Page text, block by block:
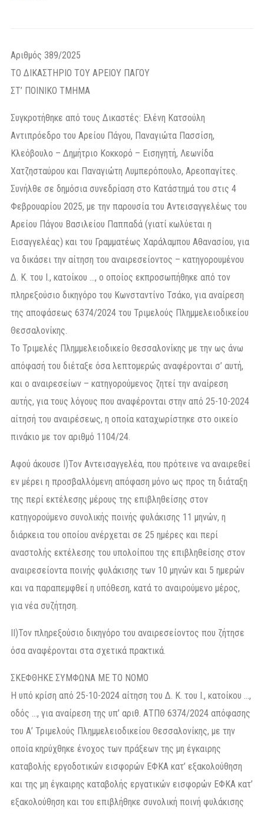
Αριθμός 389/2025
ΤΟ ΔΙΚΑΣΤΗΡΙΟ ΤΟΥ ΑΡΕΙΟΥ ΠΑΓΟΥ
ΣΤ’ ΠΟΙΝΙΚΟ ΤΜΗΜΑ
Συγκροτήθηκε από τους Δικαστές: Ελένη Κατσούλη
Αντιπρόεδρο του Αρείου Πάγου, Παναγιώτα Πασσίση,
Κλεόβουλο – Δημήτριο Κοκκορό – Εισηγητή, Λεωνίδα
Χατζησταύρου και Παναγιώτη Λυμπερόπουλο, Αρεοπαγίτες.
Συνήλθε σε δημόσια συνεδρίαση στο Κατάστημά του στις 4
Φεβρουαρίου 2025, με την παρουσία του Αντεισαγγελέως του
Αρείου Πάγου Βασιλείου Παππαδά (γιατί κωλύεται η
Εισαγγελέας) και του Γραμματέως Χαράλαμπου Αθανασίου, για
να δικάσει την αίτηση του αναιρεσείοντος – κατηγορουμένου
Δ. Κ. του Ι., κατοίκου …, ο οποίος εκπροσωπήθηκε από τον
πληρεξούσιο δικηγόρο του Κωνσταντίνο Τσάκο, για αναίρεση
της αποφάσεως 6374/2024 του Τριμελούς Πλημμελειοδικείου
Θεσσαλονίκης.
Το Τριμελές Πλημμελειοδικείο Θεσσαλονίκης με την ως άνω
απόφασή του διέταξε όσα λεπτομερώς αναφέρονται σ’ αυτή,
και o αναιρεσείων – κατηγορούμενος ζητεί την αναίρεση
αυτής, για τους λόγους που αναφέρονται στην από 25-10-2024
αίτησή του αναιρέσεως, η οποία καταχωρίστηκε στο οικείο
πινάκιο με τον αριθμό 1104/24.
Αφού άκουσε Ι)Τον Αντεισαγγελέα, που πρότεινε να αναιρεθεί
εν μέρει η προσβαλλόμενη απόφαση μόνο ως προς τη διάταξη
της περί εκτέλεσης μέρους της επιβληθείσης στον
κατηγορούμενο συνολικής ποινής φυλάκισης 11 μηνών, η
διάρκεια του οποίου ανέρχεται σε 25 ημέρες και περί
αναστολής εκτέλεσης του υπολοίπου της επιβληθείσης στον
αναιρεσείοντα ποινής φυλάκισης των 10 μηνών και 5 ημερών
και να παραπεμφθεί η υπόθεση, κατά το αναιρούμενο μέρος,
για νέα συζήτηση.
ΙΙ)Τον πληρεξούσιο δικηγόρο του αναιρεσείοντος που ζήτησε
όσα αναφέρονται στα σχετικά πρακτικά.
ΣΚΕΦΘΗΚΕ ΣΥΜΦΩΝΑ ΜΕ ΤΟ ΝΟΜΟ
Η υπό κρίση από 25-10-2024 αίτηση του Δ. Κ. του Ι., κατοίκου …,
οδός …, για αναίρεση της υπ’ αριθ. ΑΤΠΘ 6374/2024 απόφασης
του Α’ Τριμελούς Πλημμελειοδικείου Θεσσαλονίκης, με την
οποία κηρύχθηκε ένοχος των πράξεων της μη έγκαιρης
καταβολής εργοδοτικών εισφορών ΕΦΚΑ κατ’ εξακολούθηση
και της μη έγκαιρης καταβολής εργατικών εισφορών ΕΦΚΑ κατ’
εξακολούθηση και του επιβλήθηκε συνολική ποινή φυλάκισης